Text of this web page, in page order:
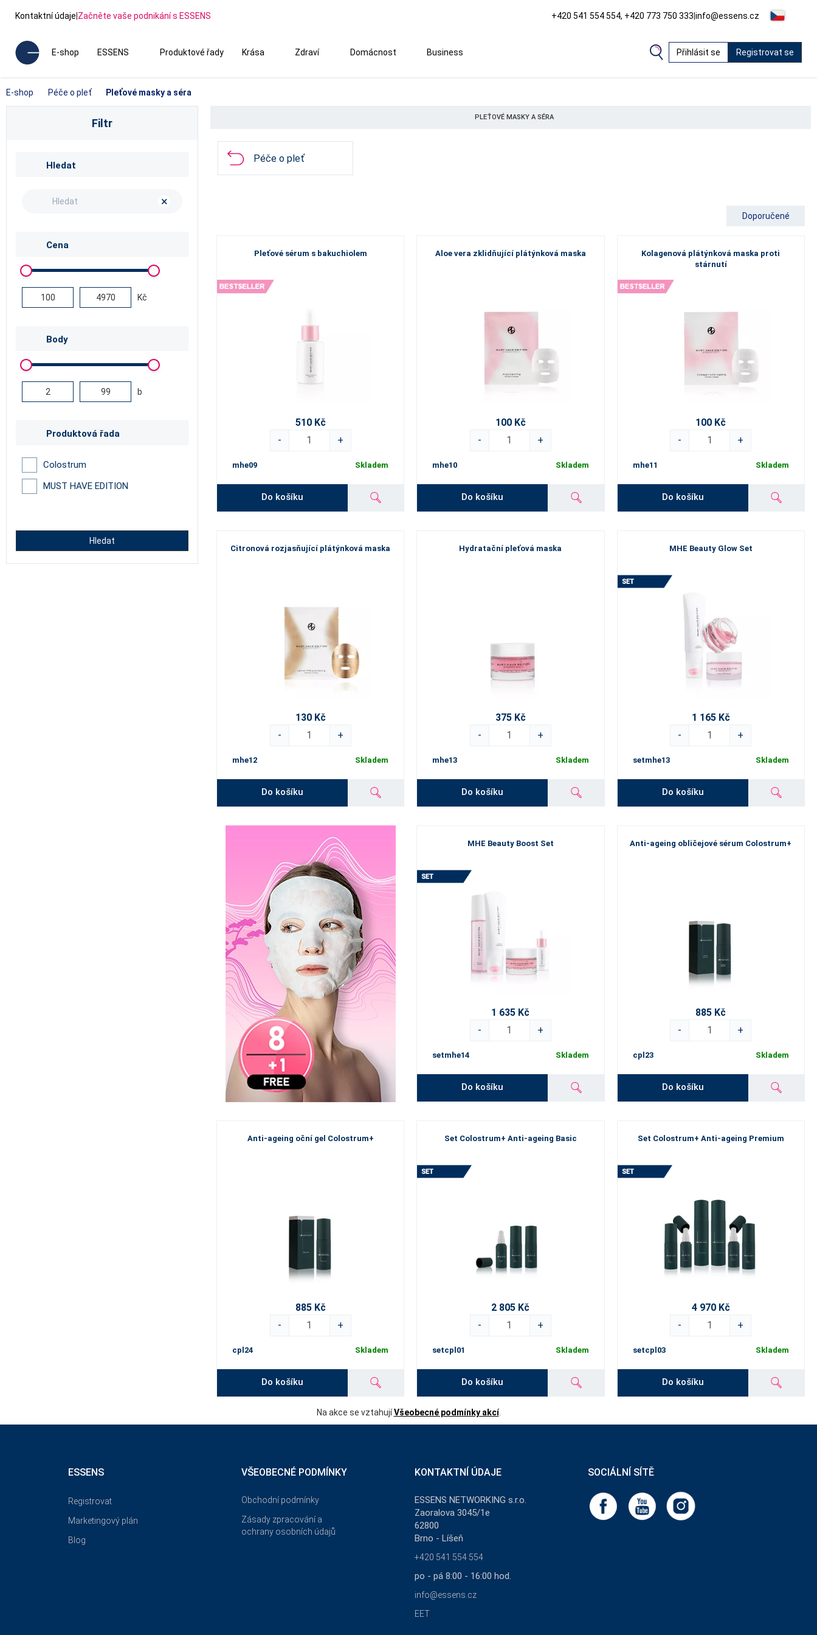
Kontaktní údaje|Začněte vaše podnikání s ESSENS +420 541 554 554, +420 773 750 333|info@essens.cz
E-shop ESSENS Produktové řady Krása Zdraví Domácnost Business Přihlásit se Registrovat se
E-shop Péče o pleť Pleťové masky a séra
Filtr
Hledat
×
Cena
Kč
Body
b
Produktová řada
Colostrum
MUST HAVE EDITION
Hledat
PLEŤOVÉ MASKY A SÉRA
Péče o pleť
Doporučené
Pleťové sérum s bakuchiolem
510 Kč
-
+
mhe09 Skladem
Do košíku
Aloe vera zklidňující plátýnková maska
100 Kč
-
+
mhe10 Skladem
Do košíku
Kolagenová plátýnková maska proti
stárnutí
100 Kč
-
+
mhe11 Skladem
Do košíku
Citronová rozjasňující plátýnková maska
130 Kč
-
+
mhe12 Skladem
Do košíku
Hydratační pleťová maska
375 Kč
-
+
mhe13 Skladem
Do košíku
MHE Beauty Glow Set
1 165 Kč
-
+
setmhe13 Skladem
Do košíku
MHE Beauty Boost Set
1 635 Kč
-
+
setmhe14 Skladem
Do košíku
Anti-ageing obličejové sérum Colostrum+
885 Kč
-
+
cpl23 Skladem
Do košíku
Anti-ageing oční gel Colostrum+
885 Kč
-
+
cpl24 Skladem
Do košíku
Set Colostrum+ Anti-ageing Basic
2 805 Kč
-
+
setcpl01 Skladem
Do košíku
Set Colostrum+ Anti-ageing Premium
4 970 Kč
-
+
setcpl03 Skladem
Do košíku
Na akce se vztahujíVšeobecné podmínky akcí.
ESSENS
Registrovat
Marketingový plán
Blog
VŠEOBECNÉ PODMÍNKY
Obchodní podmínky
Zásady zpracování a
ochrany osobních údajů
KONTAKTNÍ ÚDAJE
ESSENS NETWORKING s.r.o.
Zaoralova 3045/1e
62800
Brno - Líšeň
+420 541 554 554
po - pá 8:00 - 16:00 hod.
info@essens.cz
EET
SOCIÁLNÍ SÍTĚ